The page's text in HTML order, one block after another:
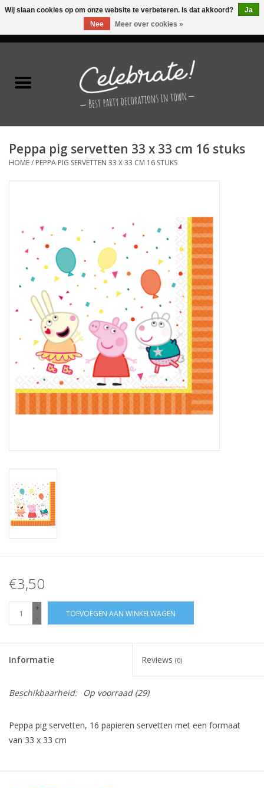
Latex ballonnen
Folie ballonnen
Verjaardag thema's
Speciale momenten
Kinderfeestjes
Cadeaus
Schmink&beauty
Accessoires
Peppa pig servetten 33 x 33 cm 16 stuks
HOME/ PEPPA PIG SERVETTEN 33 X 33 CM 16 STUKS
€3,50
+
-
TOEVOEGEN AAN WINKELWAGEN
Informatie Reviews (0)
Beschikbaarheid: Op voorraad(29)
Peppa pig servetten, 16 papieren servetten met een formaat
van 33 x 33 cm
Wij slaan cookies op om onze website te verbeteren. Is dat akkoord?
Ja
Nee
Meer over cookies »